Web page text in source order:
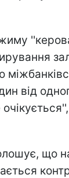
від
що